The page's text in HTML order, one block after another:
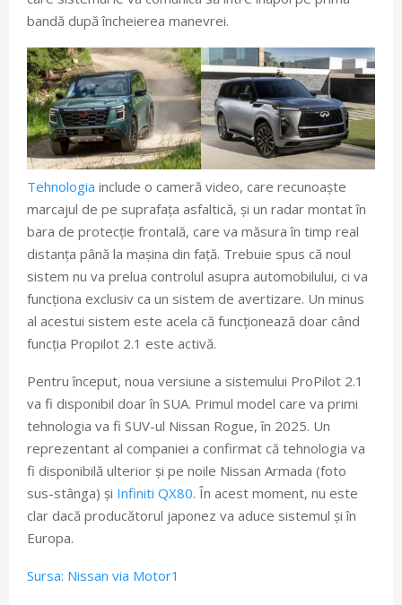
bandă după încheierea manevrei.
Tehnologia include o cameră video, care recunoaște
marcajul de pe suprafața asfaltică, și un radar montat în
bara de protecție frontală, care va măsura în timp real
distanța până la mașina din față. Trebuie spus că noul
sistem nu va prelua controlul asupra automobilului, ci va
funcționa exclusiv ca un sistem de avertizare. Un minus
al acestui sistem este acela că funcționează doar când
funcția Propilot 2.1 este activă.
Pentru început, noua versiune a sistemului ProPilot 2.1
va fi disponibil doar în SUA. Primul model care va primi
tehnologia va fi SUV-ul Nissan Rogue, în 2025. Un
reprezentant al companiei a confirmat că tehnologia va
fi disponibilă ulterior și pe noile Nissan Armada (foto
sus-stânga) și Infiniti QX80. În acest moment, nu este
clar dacă producătorul japonez va aduce sistemul și în
Europa.
Sursa: Nissan via Motor1